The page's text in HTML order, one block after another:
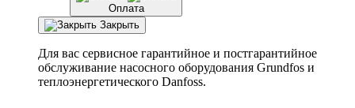
Оплата
Закрыть
Для вас сервисное гарантийное и постгарантийное
обслуживание насосного оборудования Grundfos и
теплоэнергетического Danfoss.